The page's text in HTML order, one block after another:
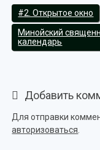
#2. Открытое окно
Минойский
календарь
Добавить
Для отправки
авторизоваться